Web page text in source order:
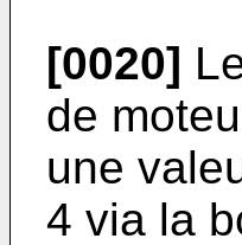
[0020]
de
une
4 via la